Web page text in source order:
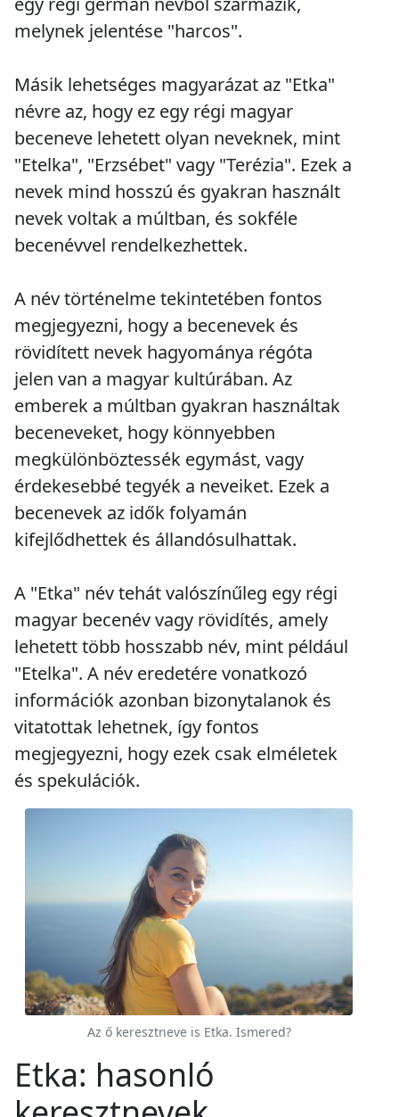
melynek jelentése "harcos".
Másik lehetséges magyarázat az "Etka"
névre az, hogy ez egy régi magyar
beceneve lehetett olyan neveknek, mint
"Etelka", "Erzsébet" vagy "Terézia". Ezek a
nevek mind hosszú és gyakran használt
nevek voltak a múltban, és sokféle
becenévvel rendelkezhettek.
A név történelme tekintetében fontos
megjegyezni, hogy a becenevek és
rövidített nevek hagyománya régóta
jelen van a magyar kultúrában. Az
emberek a múltban gyakran használtak
beceneveket, hogy könnyebben
megkülönböztessék egymást, vagy
érdekesebbé tegyék a neveiket. Ezek a
becenevek az idők folyamán
kifejlődhettek és állandósulhattak.
A "Etka" név tehát valószínűleg egy régi
magyar becenév vagy rövidítés, amely
lehetett több hosszabb név, mint például
"Etelka". A név eredetére vonatkozó
információk azonban bizonytalanok és
vitatottak lehetnek, így fontos
megjegyezni, hogy ezek csak elméletek
és spekulációk.
Az ő keresztneve is Etka. Ismered?
Etka: hasonló